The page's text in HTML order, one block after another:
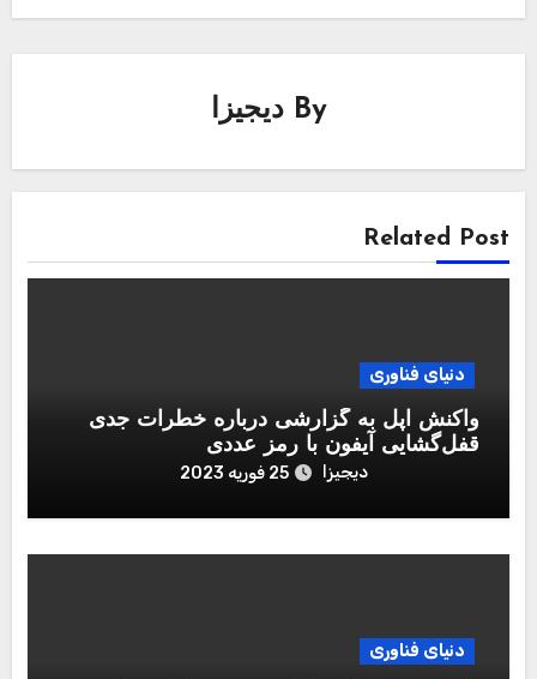
By دیجیزا
Related Post
دنیای فناوری
واکنش اپل به گزارشی درباره خطرات جدی
قفل‌گشایی آیفون با رمز عددی
دیجیزا 25 فوریه 2023
دنیای فناوری